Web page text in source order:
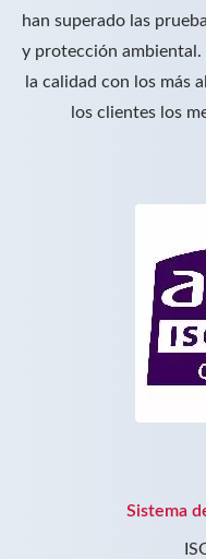
han superado las
y protección ambiental.
la calidad con los más
los clientes los
Sistema